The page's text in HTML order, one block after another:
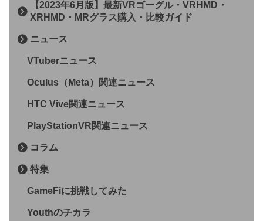
【2023年6月版】最新VRゴーグル・VRHMD・
XRHMD・MRグラス購入・比較ガイド
ニュース
VTuberニュース
Oculus（Meta）関連ニュース
HTC Vive関連ニュース
PlayStationVR関連ニュース
コラム
特集
GameFiに挑戦してみた
Youthのチカラ